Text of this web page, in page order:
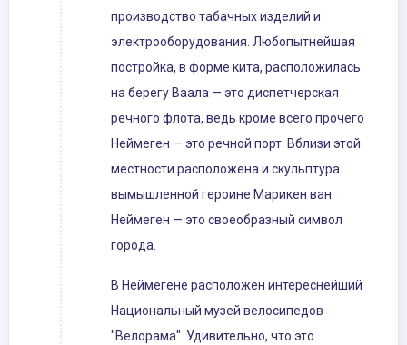
производство табачных изделий и
электрооборудования. Любопытнейшая
постройка, в форме кита, расположилась
на берегу Ваала — это диспетчерская
речного флота, ведь кроме всего прочего
Неймеген — это речной порт. Вблизи этой
местности расположена и скульптура
вымышленной героине Марикен ван
Неймеген — это своеобразный символ
города.
В Неймегене расположен интереснейший
Национальный музей велосипедов
"Велорама". Удивительно, что это